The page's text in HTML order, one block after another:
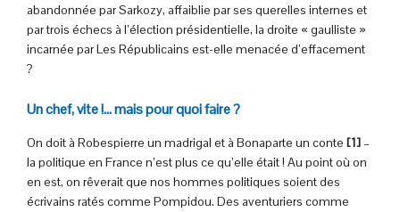
abandonnée par Sarkozy, affaiblie par ses querelles internes et
par trois échecs à l’élection présidentielle, la droite « gaulliste »
incarnée par Les Républicains est-elle menacée d’effacement
?
Un chef, vite !… mais pour quoi faire ?
On doit à Robespierre un madrigal et à Bonaparte un conte [1] –
la politique en France n’est plus ce qu’elle était ! Au point où on
en est, on rêverait que nos hommes politiques soient des
écrivains ratés comme Pompidou. Des aventuriers comme